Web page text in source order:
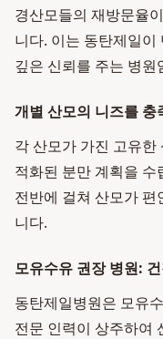
경산모들의 재방문율
니다. 이는 동탄제일
깊은 신뢰를 주는 병원
개별 산모의 니즈를
각 산모가 가진 고유한
적화된 분만 계획을
전반에 걸쳐 산모가
니다.
모유수유 권장 병원:
동탄제일병원은 모유
전문 인력이 상주하여